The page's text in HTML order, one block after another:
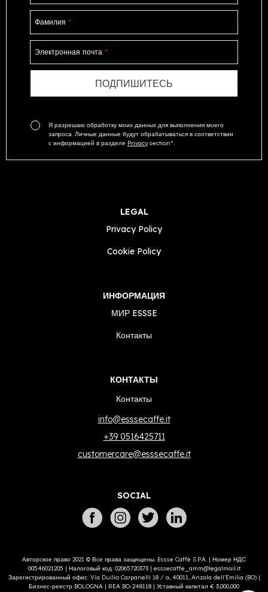
LEGAL
Privacy Policy
Cookie Policy
ИНФОРМАЦИЯ
МИР ESSSE
Контакты
Авторское право 2021 © Все права защищены. Essse Caffè S.P.A. | Номер НДС
00546021205 | Налоговый код: 02065720373 | esssecaffe_amm@legalmail.it
Зарегистрированный офис: Via Duilio Carpanelli 18 / a, 40011, Anzola dell’Emilia (BO) |
Бизнес-реестр BOLOGNA | REA BO-248118 | Уставный капитал € 3,000,000
КОНТАКТЫ
Контакты
info@esssecaffe.it
+39 0516425711
customercare@esssecaffe.it
SOCIAL
Фамилия *
Электронная почта *
Я разрешаю обработку моих данных для выполнения моего
запроса. Личные данные будут обрабатываться в соответствии
с информацией в разделе Privacysection*.